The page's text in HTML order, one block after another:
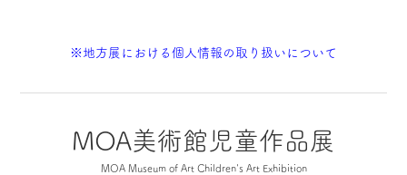
への出品に意欲をもっている児童の応募を
※地方展における個人情報の取り扱いについて
MOA美術館児童作品展
MOA Museum of Art Children's Art Exhibition